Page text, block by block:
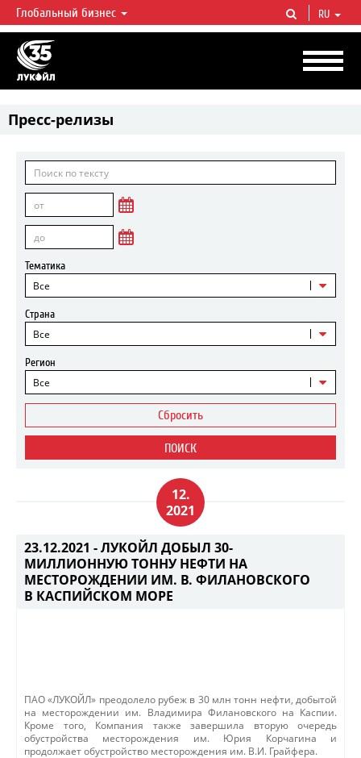
ЛУКОЙЛ СЕГОДНЯ
ЛУКОЙЛ — одна из крупнейших вертикально интегрированных
нефтегазовых компаний в мире, на долю которой приходится более 2%
мировой добычи нефти и около 1% доказанных запасов углеводородов.
Глобальный бизнес RU
Пресс-релизы
Тематика
Все
Страна
Все
Регион
Все
Сбросить
ПОИСК
12.
2021
23.12.2021 -ЛУКОЙЛ ДОБЫЛ 30-
МИЛЛИОННУЮ ТОННУ НЕФТИ НА
МЕСТОРОЖДЕНИИ ИМ. В. ФИЛАНОВСКОГО
В КАСПИЙСКОМ МОРЕ
​​ПАО «ЛУКОЙЛ» преодолело рубеж в 30 млн тонн нефти, добытой
на месторождении им. Владимира Филановского на Каспии.
Кроме того, Компания также завер​шила вторую очередь
обустройства месторождения им. Юрия Корчагина и
продолжает обустройство месторождения им. В.И. Грайфера.